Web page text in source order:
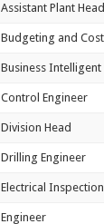
Assistant Plant Head
Budgeting and
Business
Control Engineer
Division Head
Drilling Engineer
Electrical
Engineer